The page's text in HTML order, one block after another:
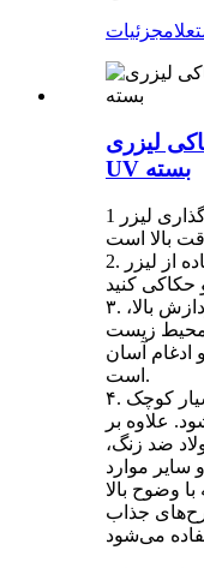
جزئیات
لیزری
UV بسته
دستگاه علامت گذاری لیزر 1.UV یک تجهیزات
2. با استفاده از لیزر UV، انواع مواد را دقیقاً
۳. دارای ویژگی‌های سرعت پردازش بالا،
محیط زیست
آسان
است.
۴. برای علامت‌گذاری با اندازه نقطه بسیار کوچک
علاوه بر
ضد زنگ،
سایر موارد
وضوح بالا
جذاب